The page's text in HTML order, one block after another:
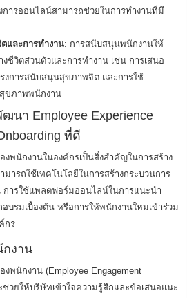
การออนไลน์สามารถช่วยในการทำงานที่มี
และการทำงาน: การสนับสนุนพนักงานให้
ชีวิตส่วนตัวและการทำงาน เช่น การเสนอ
งการสนับสนุนสุขภาพจิต และการใช้
ขภาพพนักงาน
นา Employee Experience
ที่ดี
งพนักงานในองค์กรเป็นสิ่งสำคัญในการสร้าง
ารถใช้เทคโนโลยีในการสร้างกระบวนการ
การใช้แพลตฟอร์มออนไลน์ในการแนะนำ
บรมเบื้องต้น หรือการให้พนักงานใหม่เข้าร่วม
กร
กงาน
พนักงาน (Employee Engagement
ช่วยให้บริษัทเข้าใจความรู้สึกและข้อเสนอแนะ